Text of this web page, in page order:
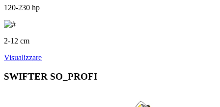
120-230 hp
2-12 cm
Visualizzare
SWIFTER SO_PROFI